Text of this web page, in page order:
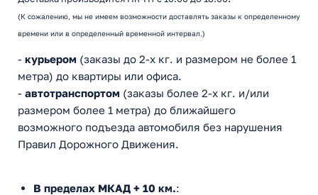
(К сожалению, мы не имеем возможности доставлять заказы к определенному
времени или в определенный временной интервал.)
- курьером (заказы до 2-х кг. и размером не более 1
метра) до квартиры или офиса.
- автотранспортом (заказы более 2-х кг. и/или
размером более 1 метра) до ближайшего
возможного подъезда автомобиля без нарушения
Правил Дорожного Движения.
В пределах МКАД + 10 км.: